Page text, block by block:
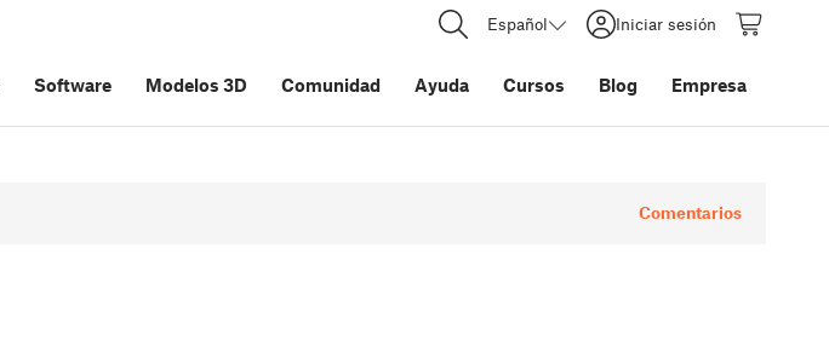
Español Iniciar sesión
Software Modelos 3D Comunidad Ayuda Cursos Blog Empresa
Comentarios